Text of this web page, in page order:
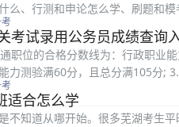
么、行测和申论怎么学、刷题和
试的人...
考试录用公务员成绩查询
职位的合格分数线为：行政职业
力测验满60分，且总分满105分;
适合怎么学
不知道从哪开始。很多芜湖考生